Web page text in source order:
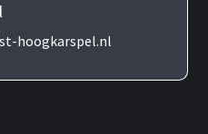
hoogkarspel.nl